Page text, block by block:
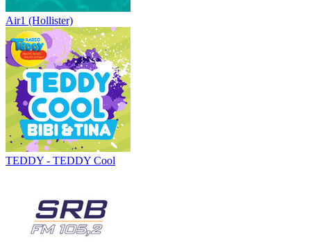
Air1 (Hollister)
TEDDY - TEDDY Cool